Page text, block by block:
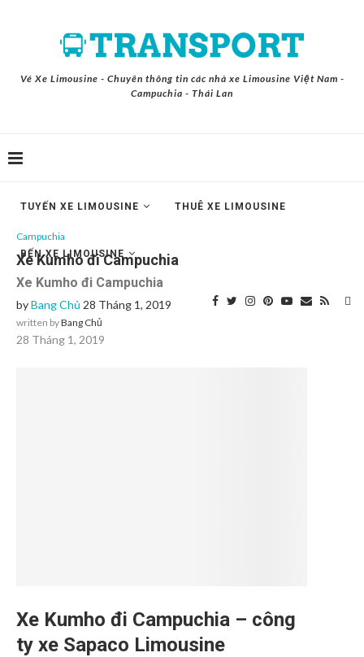
Vé Xe Limousine - Chuyên thông tin các nhà xe Limousine Việt Nam -
Campuchia - Thái Lan
TUYẾN XE LIMOUSINE THUÊ XE LIMOUSINE
BẾN XE LIMOUSINE
Campuchia
Xe Kumho đi Campuchia
Xe Kumho đi Campuchia
byBang Chủ 28 Tháng 1, 2019
written byBang Chủ
28 Tháng 1, 2019
Xe Kumho đi Campuchia – công
ty xe Sapaco Limousine